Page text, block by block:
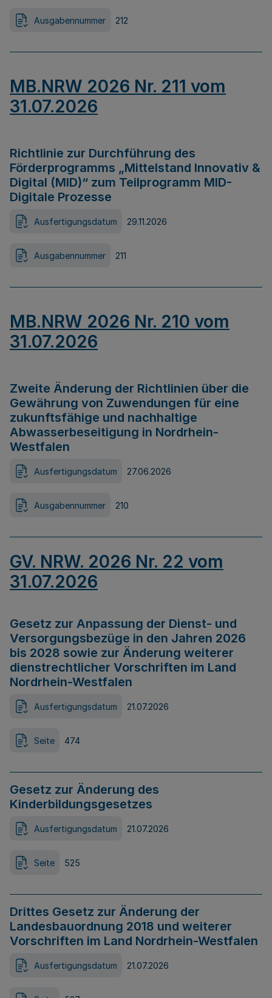
Ausgabennummer 212
MB.NRW 2026 Nr. 211 vom
31.07.2026
Richtlinie zur Durchführung des
Förderprogramms „Mittelstand Innovativ &
Digital (MID)“ zum Teilprogramm MID-
Digitale Prozesse
Ausfertigungsdatum 29.11.2026
Ausgabennummer 211
MB.NRW 2026 Nr. 210 vom
31.07.2026
Zweite Änderung der Richtlinien über die
Gewährung von Zuwendungen für eine
zukunftsfähige und nachhaltige
Abwasserbeseitigung in Nordrhein-
Westfalen
Ausfertigungsdatum 27.06.2026
Ausgabennummer 210
GV. NRW. 2026 Nr. 22 vom
31.07.2026
Gesetz zur Anpassung der Dienst- und
Versorgungsbezüge in den Jahren 2026
bis 2028 sowie zur Änderung weiterer
dienstrechtlicher Vorschriften im Land
Nordrhein-Westfalen
Ausfertigungsdatum 21.07.2026
Seite 474
Gesetz zur Änderung des
Kinderbildungsgesetzes
Ausfertigungsdatum 21.07.2026
Seite 525
Drittes Gesetz zur Änderung der
Landesbauordnung 2018 und weiterer
Vorschriften im Land Nordrhein-Westfalen
Ausfertigungsdatum 21.07.2026